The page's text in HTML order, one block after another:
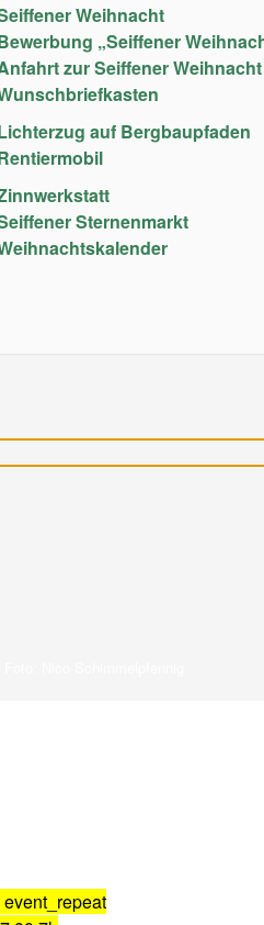
Weihnacht
„Seiffener
zur Seiffener Weihnacht
auf Bergbaupfaden
Sternenmarkt
event_repeat